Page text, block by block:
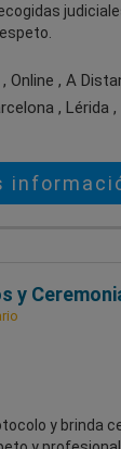
Online , A
, Lérida
y
y brinda